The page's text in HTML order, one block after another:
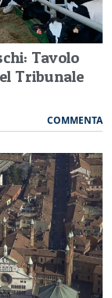
Tavolo
Tribunale
COMMENTA